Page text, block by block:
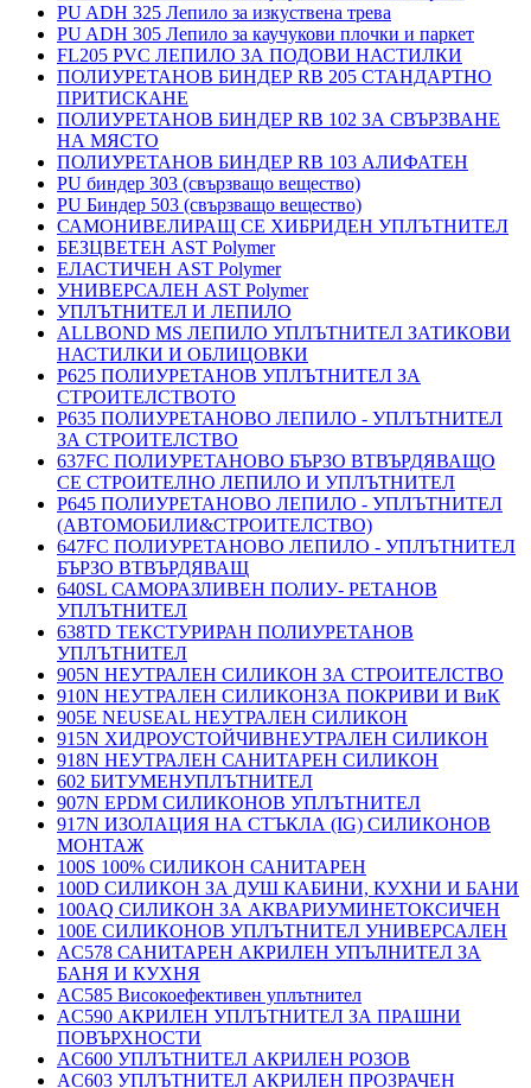
PU ADH 325 Лепило за изкуствена трева
PU ADH 305 Лепило за каучукови плочки и паркет
FL205 PVC ЛЕПИЛО ЗА ПОДОВИ НАСТИЛКИ
ПОЛИУРЕТАНОВ БИНДЕР RB 205 СТАНДАРТНО
ПРИТИСКАНЕ
ПОЛИУРЕТАНОВ БИНДЕР RB 102 ЗА СВЪРЗВАНЕ
НА МЯСТО
ПОЛИУРЕТАНОВ БИНДЕР RB 103 АЛИФАТЕН
PU биндер 303 (свързващо вещество)
PU Биндер 503 (свързващо вещество)
САМОНИВЕЛИРАЩ СЕ ХИБРИДЕН УПЛЪТНИТЕЛ
БЕЗЦВЕТЕН AST Polymer
ЕЛАСТИЧЕН AST Polymer
УНИВЕРСАЛЕН AST Polymer
УПЛЪТНИТЕЛ И ЛЕПИЛО
ALLBOND MS ЛЕПИЛО УПЛЪТНИТЕЛ ЗАТИКОВИ
НАСТИЛКИ И ОБЛИЦОВКИ
P625 ПОЛИУРЕТАНОВ УПЛЪТНИТЕЛ ЗА
СТРОИТЕЛСТВОТО
P635 ПОЛИУРЕТАНОВО ЛЕПИЛО - УПЛЪТНИТЕЛ
ЗА СТРОИТЕЛСТВО
637FC ПОЛИУРЕТАНОВО БЪРЗО ВТВЪРДЯВАЩО
СЕ СТРОИТЕЛНО ЛЕПИЛО И УПЛЪТНИТЕЛ
P645 ПОЛИУРЕТАНОВО ЛЕПИЛО - УПЛЪТНИТЕЛ
(АВТОМОБИЛИ&СТРОИТЕЛСТВО)
647FC ПОЛИУРЕТАНОВО ЛЕПИЛО - УПЛЪТНИТЕЛ
БЪРЗО ВТВЪРДЯВАЩ
640SL САМОРАЗЛИВЕН ПОЛИУ- РЕТАНОВ
УПЛЪТНИТЕЛ
638TD ТЕКСТУРИРАН ПОЛИУРЕТАНОВ
УПЛЪТНИТЕЛ
905N НЕУТРАЛЕН СИЛИКОН ЗА СТРОИТЕЛСТВО
910N НЕУТРАЛЕН СИЛИКОНЗА ПОКРИВИ И ВиК
905E NEUSEAL НЕУТРАЛЕН СИЛИКОН
915N ХИДРОУСТОЙЧИВНЕУТРАЛЕН СИЛИКОН
918N НЕУТРАЛЕН САНИТАРЕН СИЛИКОН
602 БИТУМЕНУПЛЪТНИТЕЛ
907N EPDM СИЛИКОНОВ УПЛЪТНИТЕЛ
917N ИЗОЛАЦИЯ НА СТЪКЛА (IG) СИЛИКОНОВ
МОНТАЖ
100S 100% СИЛИКОН САНИТАРЕН
100D СИЛИКОН ЗА ДУШ КАБИНИ, КУХНИ И БАНИ
100AQ СИЛИКОН ЗА АКВАРИУМИНЕТОКСИЧЕН
100E СИЛИКОНОВ УПЛЪТНИТЕЛ УНИВЕРСАЛЕН
AC578 САНИТАРЕН АКРИЛЕН УПЪЛНИТЕЛ ЗА
БАНЯ И КУХНЯ
AC585 Високоефективен уплътнител
AC590 АКРИЛЕН УПЛЪТНИТЕЛ ЗА ПРАШНИ
ПОВЪРХНОСТИ
AC600 УПЛЪТНИТЕЛ АКРИЛЕН РОЗОВ
AC603 УПЛЪТНИТЕЛ АКРИЛЕН ПРОЗРАЧЕН